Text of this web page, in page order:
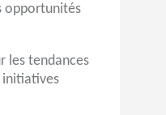
opportunités
les tendances
initiatives